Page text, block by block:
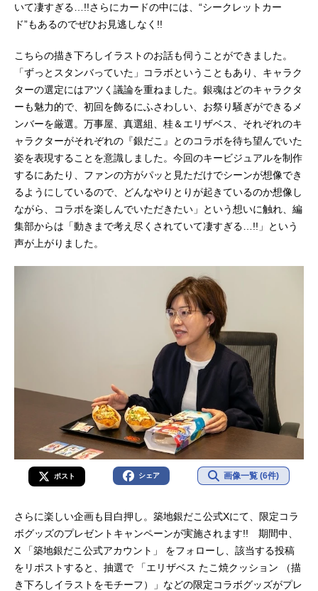
いて凄すぎる…!!さらにカードの中には、“シークレットカー
ド”もあるのでぜひお見逃しなく!!
こちらの描き下ろしイラストのお話も伺うことができました。
「ずっとスタンバっていた」コラボということもあり、キャラク
ターの選定にはアツく議論を重ねました。銀魂はどのキャラクタ
ーも魅力的で、初回を飾るにふさわしい、お祭り騒ぎができるメ
ンバーを厳選。万事屋、真選組、桂＆エリザベス、それぞれのキ
ャラクターがそれぞれの『銀だこ』とのコラボを待ち望んでいた
姿を表現することを意識しました。今回のキービジュアルを制作
するにあたり、ファンの方がパッと見ただけでシーンが想像でき
るようにしているので、どんなやりとりが起きているのか想像し
ながら、コラボを楽しんでいただきたい」という想いに触れ、編
集部からは「動きまで考え尽くされていて凄すぎる…!!」という
声が上がりました。
ポスト シェア 画像一覧 (6件)
さらに楽しい企画も目白押し。築地銀だこ公式Xにて、限定コラ
ボグッズのプレゼントキャンペーンが実施されます!! 期間中、
X 「築地銀だこ公式アカウント」 をフォローし、該当する投稿
をリポストすると、抽選で 「エリザベス たこ焼クッション （描
き下ろしイラストをモチーフ）」などの限定コラボグッズがプレ